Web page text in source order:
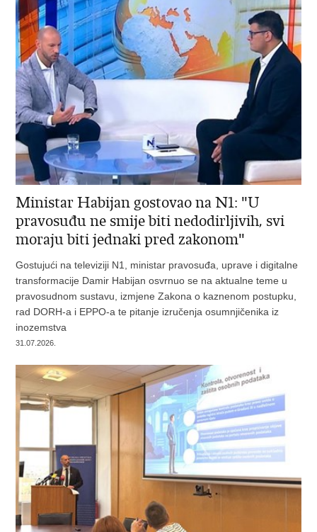
Ministar Habijan gostovao na N1: "U
pravosuđu ne smije biti nedodirljivih, svi
moraju biti jednaki pred zakonom"
Gostujući na televiziji N1, ministar pravosuđa, uprave i digitalne
transformacije Damir Habijan osvrnuo se na aktualne teme u
pravosudnom sustavu, izmjene Zakona o kaznenom postupku,
rad DORH-a i EPPO-a te pitanje izručenja osumnjičenika iz
inozemstva
31.07.2026.